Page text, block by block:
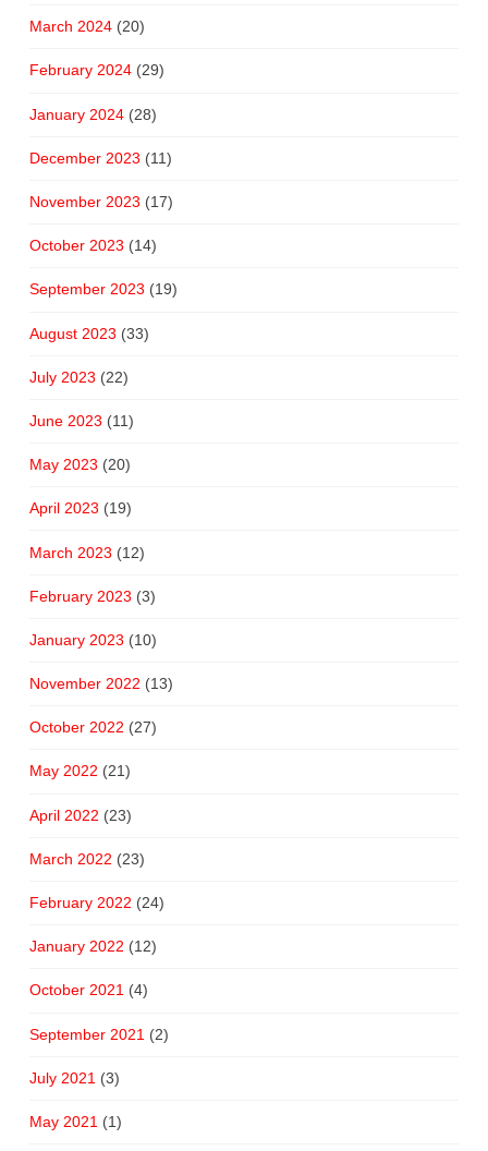
March 2024(20)
February 2024(29)
January 2024(28)
December 2023 (11)
November 2023 (17)
October 2023 (14)
September 2023 (19)
August 2023 (33)
July 2023 (22)
June 2023 (11)
May 2023 (20)
April 2023 (19)
March 2023 (12)
February 2023 (3)
January 2023 (10)
November 2022 (13)
October 2022 (27)
May 2022 (21)
April 2022 (23)
March 2022 (23)
February 2022 (24)
January 2022 (12)
October 2021(4)
September 2021 (2)
July 2021 (3)
May 2021 (1)